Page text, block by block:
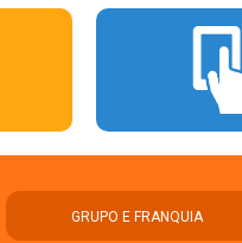
GRUPO E FRANQUIA